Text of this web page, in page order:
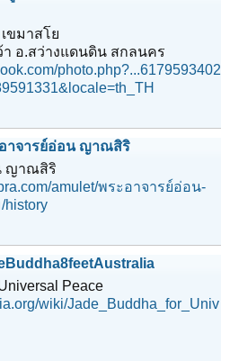
ขมาสโย
อ.สว่างแดนดิน สกลนคร
photo.php?...6179593402
าจารย์อ่อน ญาณสิริ
ญาณสิริ
amulet/พระอาจารย์อ่อน-
Peace
wiki/Jade_Buddha_for_Univ